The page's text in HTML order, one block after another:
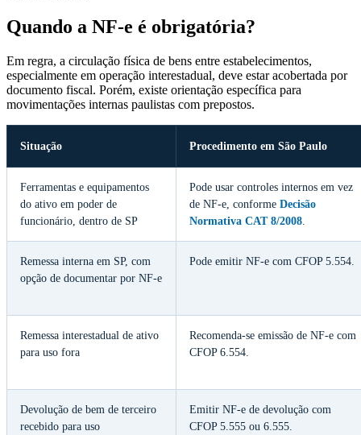
Quando a NF-e é obrigatória?
Em regra, a circulação física de bens entre estabelecimentos,
especialmente em operação interestadual, deve estar acobertada por
documento fiscal. Porém, existe orientação específica para
movimentações internas paulistas com prepostos.
Situação Procedimento em São Paulo
Ferramentas e equipamentos
do ativo em poder de
funcionário, dentro de SP
Pode usar controles internos em vez
de NF-e, conforme Decisão
Normativa CAT 8/2008
Remessa interna em SP, com
opção de documentar por NF-e
Pode emitir NF-e com CFOP 5.554.
Remessa interestadual de ativo
para uso fora
Recomenda-se emissão de NF-e com
CFOP 6.554.
Devolução de bem de terceiro
recebido para uso
Emitir NF-e de devolução com
CFOP 5.555 ou 6.555.